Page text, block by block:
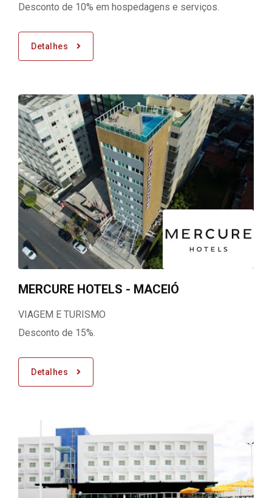
Desconto de 10% em hospedagens e serviços.
Detalhes
MERCURE HOTELS - MACEIÓ
VIAGEM E TURISMO
Desconto de 15%.
Detalhes